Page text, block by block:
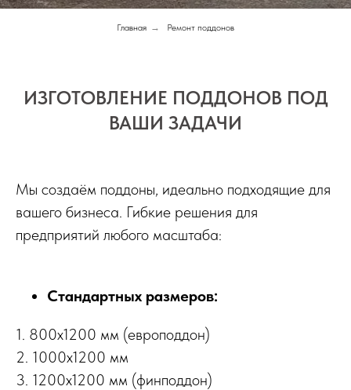
Главная → Ремонт поддонов
ИЗГОТОВЛЕНИЕ ПОДДОНОВ ПОД
ВАШИ ЗАДАЧИ
Мы создаём поддоны, идеально подходящие для
вашего бизнеса. Гибкие решения для
предприятий любого масштаба:
Стандартных размеров:
1. 800х1200 мм (европоддон)
2. 1000х1200 мм
3. 1200х1200 мм (финподдон)